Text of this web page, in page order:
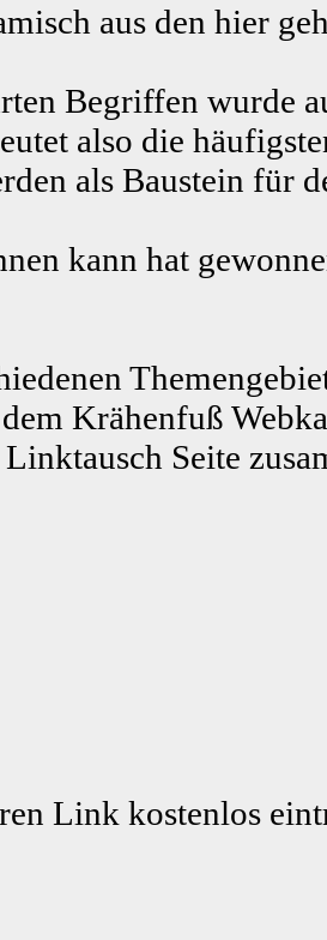
aus den hier
Begriffen wurde
also die
als Baustein für
kann hat
Krähenfuß
Seite
Link kostenlos